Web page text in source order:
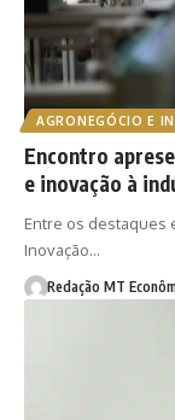
AGRONEGÓCIO E
Encontro
e inovação à
Entre os destaques
Inovação…
Redação MT